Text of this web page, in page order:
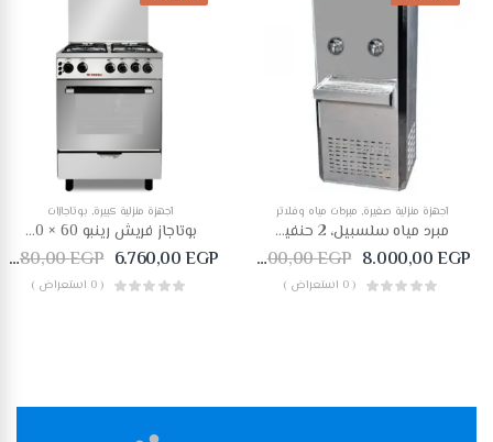
أجهزة منزلية صغيرة, مبردات مياه وفلاتر
مبرد مياه سلسبيل، 2 حنفية – فضي
8.000,00EGP
9.000,00EGP
( 0 استعراض )
أجهزة منزلية كبيرة, بوتاجازات
بوتاجاز فريش رينبو 60 × 60 – 4 شعلة أستانلس ستيل-500009810
6.760,00EGP
7.280,00EGP
( 0 استعراض )